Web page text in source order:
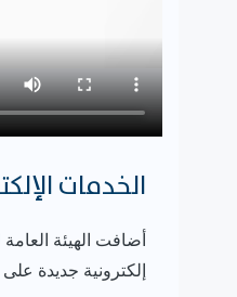
الخدمات
أضافت الهيئة
إلكترونية جديدة